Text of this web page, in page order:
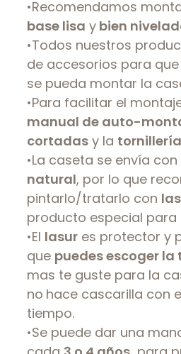
•Recomendamos
base lisa y bien
•Todos nuestros
de accesorios para
se pueda montar la
•Para facilitar el
manual de auto-
cortadas y la
•La caseta se envía con
natural, por lo que
pintarlo/tratarlo con
producto especial para
•El lasur es protector y
que puedes escoger
mas te guste para la
no hace cascarilla con
tiempo.
•Se puede dar una